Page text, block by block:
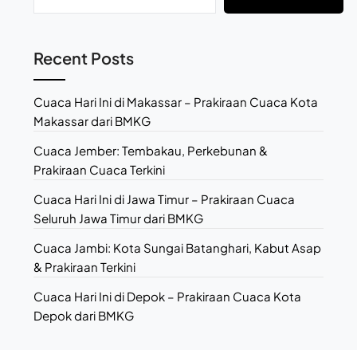
Recent Posts
Cuaca Hari Ini di Makassar – Prakiraan Cuaca Kota
Makassar dari BMKG
Cuaca Jember: Tembakau, Perkebunan &
Prakiraan Cuaca Terkini
Cuaca Hari Ini di Jawa Timur – Prakiraan Cuaca
Seluruh Jawa Timur dari BMKG
Cuaca Jambi: Kota Sungai Batanghari, Kabut Asap
& Prakiraan Terkini
Cuaca Hari Ini di Depok – Prakiraan Cuaca Kota
Depok dari BMKG